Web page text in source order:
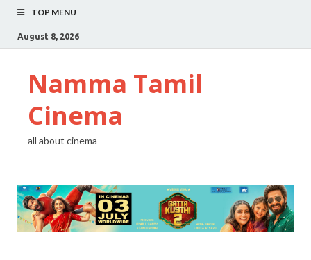
TOP MENU
August 8, 2026
Namma Tamil
Cinema
all about cinema